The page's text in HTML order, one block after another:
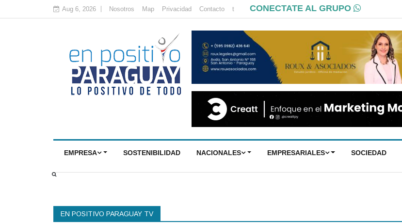
Aug 6, 2026 Nosotros Map Privacidad Contacto t CONECTATE AL GRUPO
EMPRESA SOSTENIBILIDAD NACIONALES EMPRESARIALES SOCIEDAD
EN POSITIVO PARAGUAY TV